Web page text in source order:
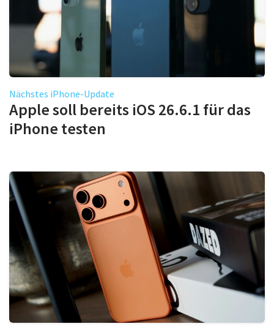
Nächstes iPhone-Update
Apple soll bereits iOS 26.6.1 für das
iPhone testen